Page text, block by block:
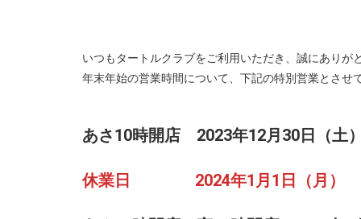
いつもタートルクラブをご利用いただき、誠にありが
年末年始の営業時間について、下記の特別営業とさせ
あさ10時開店 2023年12月30日（土）
休業日 2024年1月1日（月）